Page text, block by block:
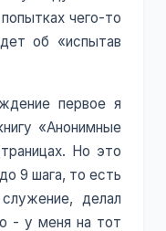
чего-то
об «испытав
первое я
«Анонимные
Но это
9 шага, то есть
делал
- у меня на тот